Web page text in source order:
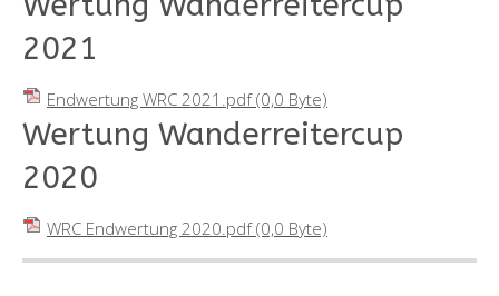
2021
Endwertung WRC 2021.pdf(0,0 Byte)
Wertung Wanderreitercup
2020
WRC Endwertung 2020.pdf(0,0 Byte)